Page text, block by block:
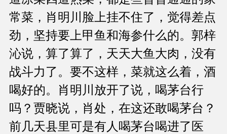
常菜，肖明川脸上挂不住了，觉得差点
劲，坚持要上甲鱼和海参什么的。郭梓
沁说，算了算了，天天大鱼大肉，没有
战斗力了。要不这样，菜就这么着，酒
喝好的。肖明川放开了说，喝茅台行
吗？贾晓说，肖处，在这还敢喝茅台？
前几天县里可是有人喝茅台喝进了医